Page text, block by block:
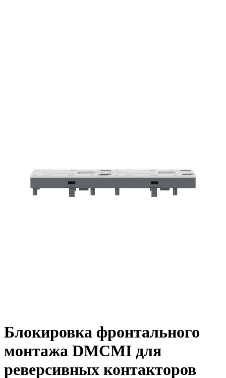
Блокировка фронтального
монтажа DMCMI для
реверсивных контакторов